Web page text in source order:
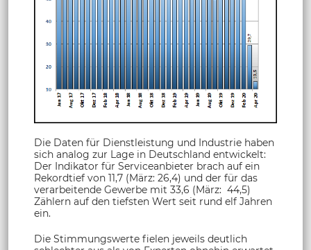
Die Daten für Dienstleistung und Industrie haben
sich analog zur Lage in Deutschland entwickelt:
Der Indikator für Serviceanbieter brach auf ein
Rekordtief von 11,7 (März: 26,4) und der für das
verarbeitende Gewerbe mit 33,6 (März: 44,5)
Zählern auf den tiefsten Wert seit rund elf Jahren
ein.
Die Stimmungswerte fielen jeweils deutlich